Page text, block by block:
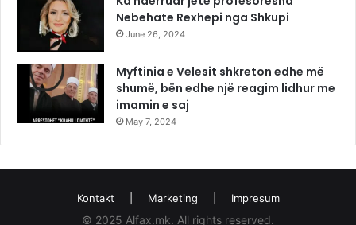
Nebehate Rexhepi nga Shkupi
June 26, 2024
Myftinia e Velesit shkreton edhe më
shumë, bën edhe një reagim lidhur me
imamin e saj
May 7, 2024
Kontakt Marketing Impresum
© 2025 Alfax.mk. All rights reserved.